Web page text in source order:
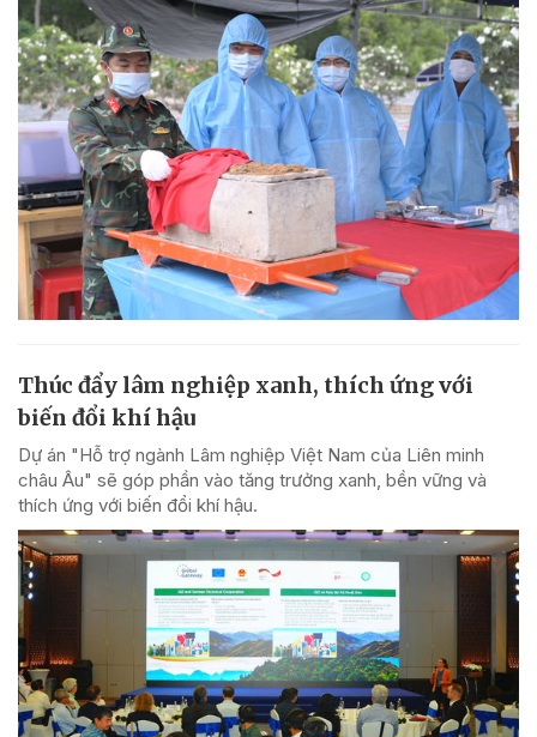
Thúc đẩy lâm nghiệp xanh, thích ứng với
biến đổi khí hậu
Dự án "Hỗ trợ ngành Lâm nghiệp Việt Nam của Liên minh
châu Âu" sẽ góp phần vào tăng trưởng xanh, bền vững và
thích ứng với biến đổi khí hậu.